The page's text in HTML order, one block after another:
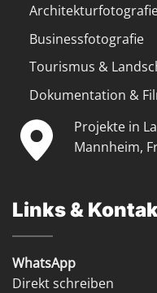
Businessfotografie
Tourismus &
Dokumentation &
Projekte in
Mannheim,
Links &
WhatsApp
Direkt schreiben